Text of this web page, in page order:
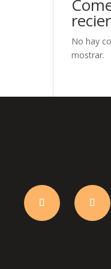
No hay
mostrar.